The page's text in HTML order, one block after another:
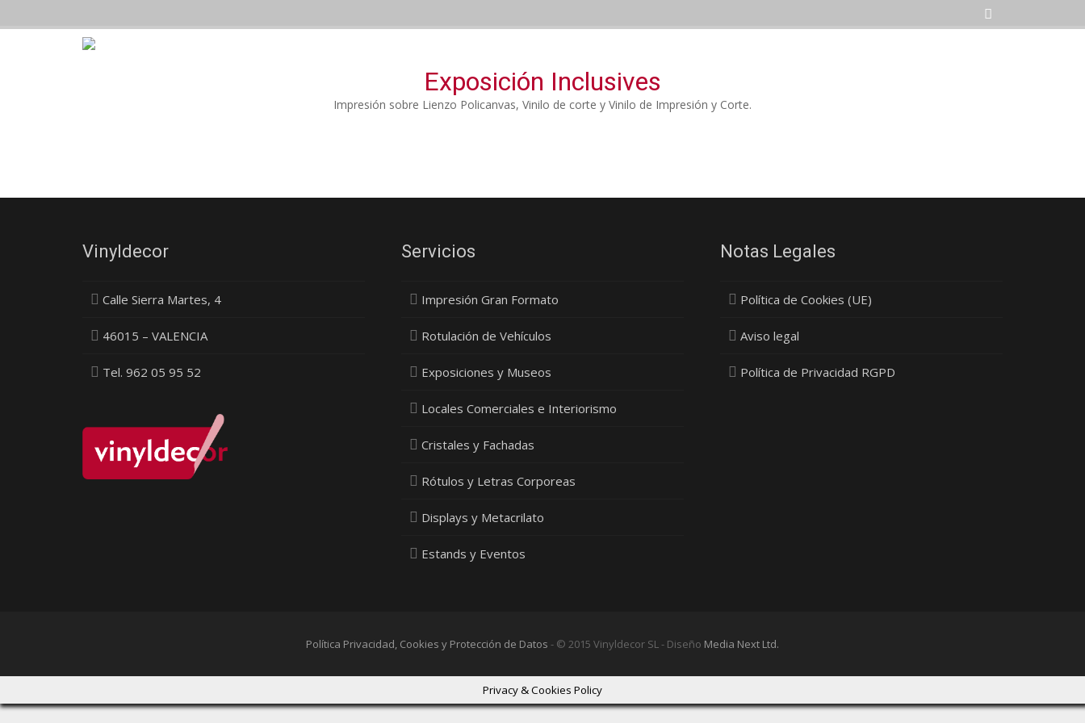
Exposición Inclusives
Impresión sobre Lienzo Policanvas, Vinilo de corte y Vinilo de Impresión y Corte.
Vinyldecor
Calle Sierra Martes, 4
46015 – VALENCIA
Tel. 962 05 95 52
Servicios
Impresión Gran Formato
Rotulación de Vehículos
Exposiciones y Museos
Locales Comerciales e Interiorismo
Cristales y Fachadas
Rótulos y Letras Corporeas
Displays y Metacrilato
Estands y Eventos
Notas Legales
Política de Cookies (UE)
Aviso legal
Política de Privacidad RGPD
Política Privacidad, Cookies y Protección de Datos - © 2015 Vinyldecor SL - Diseño Media Next Ltd.
Privacy & Cookies Policy